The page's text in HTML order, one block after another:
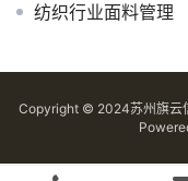
纺织行业面料管理
Copyright © 2024苏州旗云